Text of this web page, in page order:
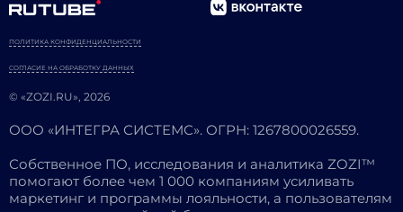
© «ZOZI.RU», 2026
ПОЛИТИКА КОНФИДЕНЦИАЛЬНОСТИ
СОГЛАСИЕ НА ОБРАБОТКУ ДАННЫХ
ООО «ИНТЕГРА СИСТЕМС». ОГРН: 1267800026559.
Собственное ПО, исследования и аналитика ZOZI™
помогают более чем 1 000 компаниям усиливать
маркетинг и программы лояльности, а пользователям